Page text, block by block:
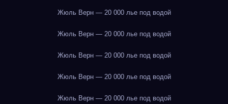
Жюль Верн — 20 000 лье под водой
Жюль Верн — 20 000 лье под водой
Жюль Верн — 20 000 лье под водой
Жюль Верн — 20 000 лье под водой
Жюль Верн — 20 000 лье под водой